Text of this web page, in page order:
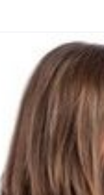
© Copyright: iStockphoto